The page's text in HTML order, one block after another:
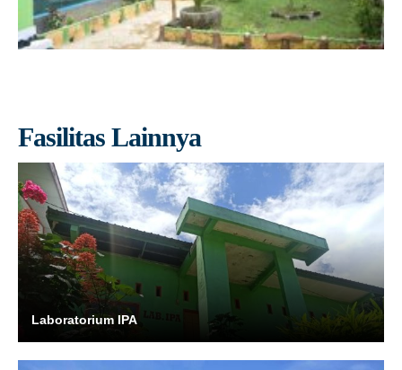
Fasilitas Lainnya
Laboratorium IPA